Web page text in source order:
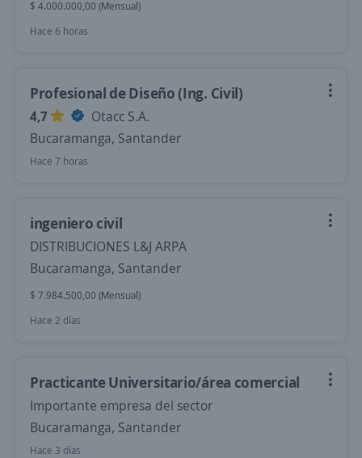
$ 4.000.000,00 (Mensual)
Hace 6 horas
Profesional de Diseño (Ing. Civil)
4,7
Otacc S.A.
Bucaramanga, Santander
Hace 7 horas
ingeniero civil
DISTRIBUCIONES L&J ARPA
Bucaramanga, Santander
$ 7.984.500,00 (Mensual)
Hace 2 días
Practicante Universitario/área comercial
Importante empresa del sector
Bucaramanga, Santander
Hace 3 días